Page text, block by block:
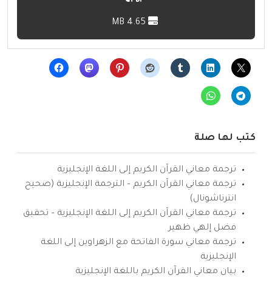
كتب لها صلة
ترجمة معاني القرآن الكريم إلى اللغة الإنجليزية
ترجمة معاني القرآن الكريم – الترجمة الإنجليزية (صحيح
انترناشونال)
ترجمة معاني القرآن الكريم إلى اللغة الإنجليزية – تحقيق
فضل إلهي ظهير
ترجمة معاني سورة الفاتحة مع الزهراوين إلى اللغة
الإنجليزية
بيان معاني القرآن الكريم باللغة الإنجليزية